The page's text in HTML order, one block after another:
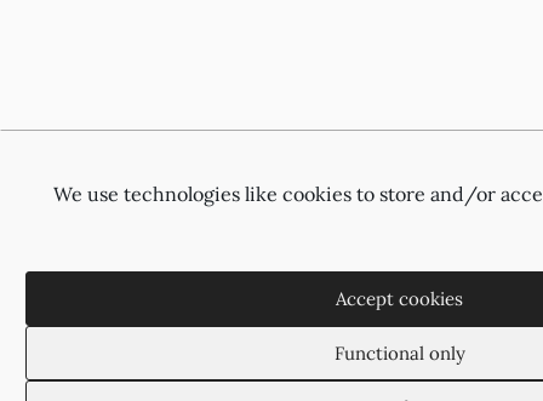
We use technologies like cookies to store and/or
Accept cookies
Functional only